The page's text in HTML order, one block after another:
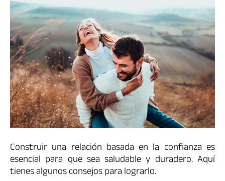
Construir una relación basada en la confianza es
esencial para que sea saludable y duradero. Aquí
tienes algunos consejos para lograrlo.